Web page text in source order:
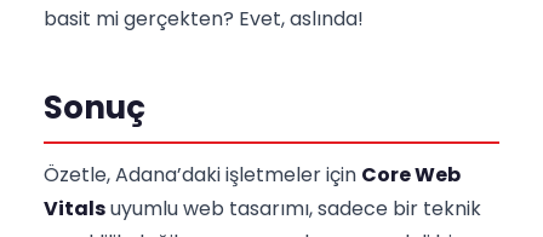
basit mi gerçekten? Evet, aslında!
Sonuç
Özetle, Adana’daki işletmeler için Core Web
Vitalsuyumlu web tasarımı, sadece bir teknik